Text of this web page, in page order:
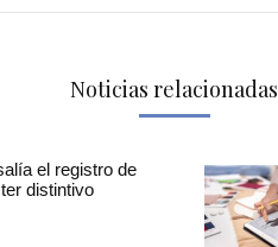
Noticias relacionadas
el registro de
distintivo